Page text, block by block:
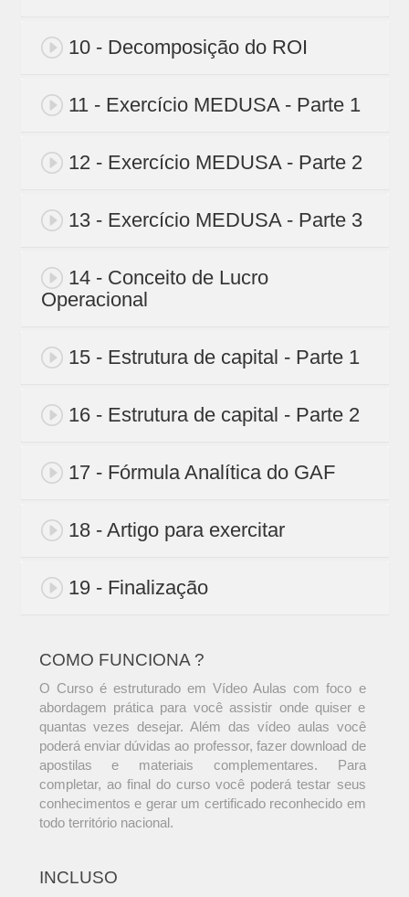
10 - Decomposição do ROI
11 - Exercício MEDUSA - Parte 1
12 - Exercício MEDUSA - Parte 2
13 - Exercício MEDUSA - Parte 3
14 - Conceito de Lucro
Operacional
15 - Estrutura de capital - Parte 1
16 - Estrutura de capital - Parte 2
17 - Fórmula Analítica do GAF
18 - Artigo para exercitar
19 - Finalização
COMO FUNCIONA ?
O Curso é estruturado em Vídeo Aulas com foco e
abordagem prática para você assistir onde quiser e
quantas vezes desejar. Além das vídeo aulas você
poderá enviar dúvidas ao professor, fazer download de
apostilas e materiais complementares. Para
completar, ao final do curso você poderá testar seus
conhecimentos e gerar um certificado reconhecido em
todo território nacional.
INCLUSO